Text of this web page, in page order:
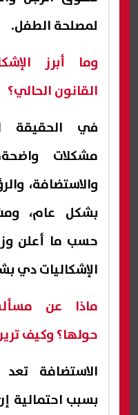
لمصلحة الطفل.
وما أبرز
القانون الحالي؟
في الحقيقة
مشكلات
والاستضافة،
بشكل عام،
حسب ما أعلن
الإشكاليات دي
ماذا عن
حولها؟ وكيف
الاستضافة
بسبب احتمالية